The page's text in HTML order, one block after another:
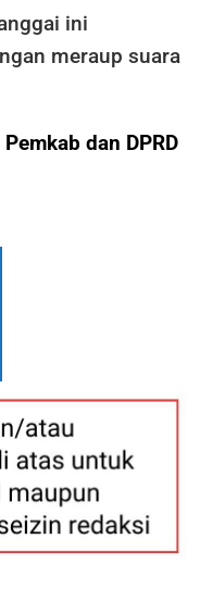
ini
meraup suara
dan DPRD